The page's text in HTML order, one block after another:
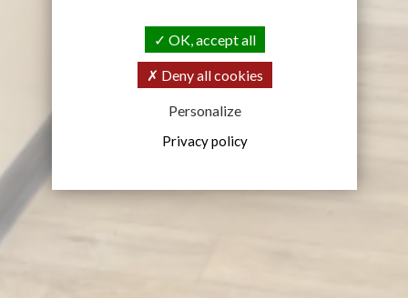
OK, accept all
Deny all cookies
Personalize
Privacy policy